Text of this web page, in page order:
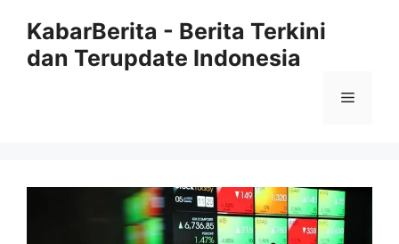
KabarBerita - Berita Terkini
dan Terupdate Indonesia
Menu